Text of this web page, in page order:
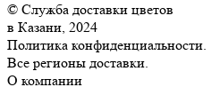
© Служба доставки цветов
в Казани, 2024
Политика конфиденциальности.
Все регионы доставки.
О компании